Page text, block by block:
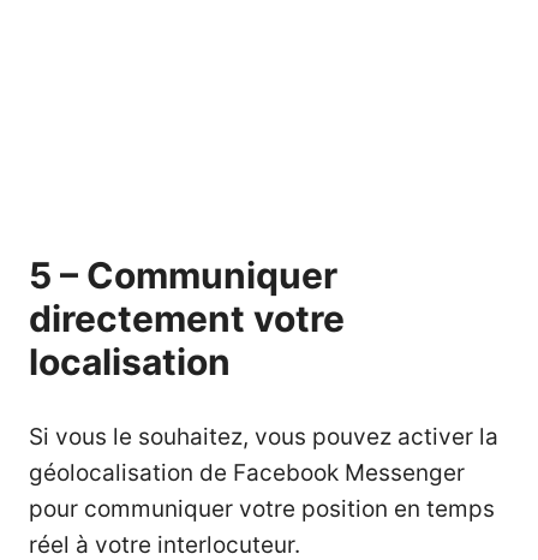
5 – Communiquer
directement votre
localisation
Si vous le souhaitez, vous pouvez activer la
géolocalisation de Facebook Messenger
pour communiquer votre position en temps
réel à votre interlocuteur.